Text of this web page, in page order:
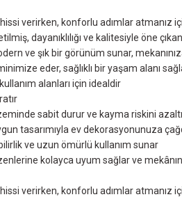
verirken, konforlu adımlar atmanız
dayanıklılığı ve kalitesiyle öne
ve şık bir görünüm sunar,
eder, sağlıklı bir yaşam alanı
alanları için idealdir
sabit durur ve kayma riskini
tasarımıyla ev dekorasyonunuza
ve uzun ömürlü kullanım sunar
kolayca uyum sağlar ve mekânın
verirken, konforlu adımlar atmanız